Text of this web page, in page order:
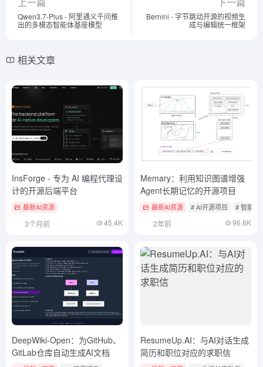
Qwen3.7-Plus - 阿里通义千问推
出的多模态智能体基座模型
Bernini - 字节跳动开源的视频生
成与编辑统一框架
相关文章
InsForge - 专为 AI 编程代理设
计的开源后端平台
最新AI资源
3个月前 45.4K
Memary：利用知识图谱增强
Agent长期记忆的开源项目
最新AI资源 # AI开源项目 # 智能体
2年前 96.8K
DeepWiki-Open：为GitHub、
GitLab仓库自动生成AI文档
ResumeUp.AI：与AI对话生成
简历和职位对应的求职信